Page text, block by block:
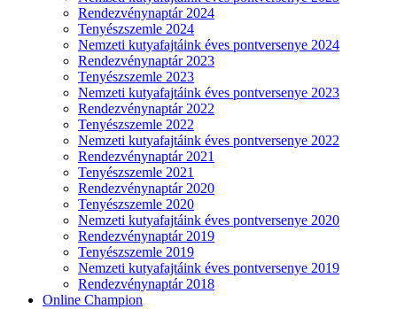
Rendezvénynaptár 2024
Tenyészszemle 2024
Nemzeti kutyafajtáink éves pontversenye 2024
Rendezvénynaptár 2023
Tenyészszemle 2023
Nemzeti kutyafajtáink éves pontversenye 2023
Rendezvénynaptár 2022
Tenyészszemle 2022
Nemzeti kutyafajtáink éves pontversenye 2022
Rendezvénynaptár 2021
Tenyészszemle 2021
Rendezvénynaptár 2020
Tenyészszemle 2020
Nemzeti kutyafajtáink éves pontversenye 2020
Rendezvénynaptár 2019
Tenyészszemle 2019
Nemzeti kutyafajtáink éves pontversenye 2019
Rendezvénynaptár 2018
Online Champion